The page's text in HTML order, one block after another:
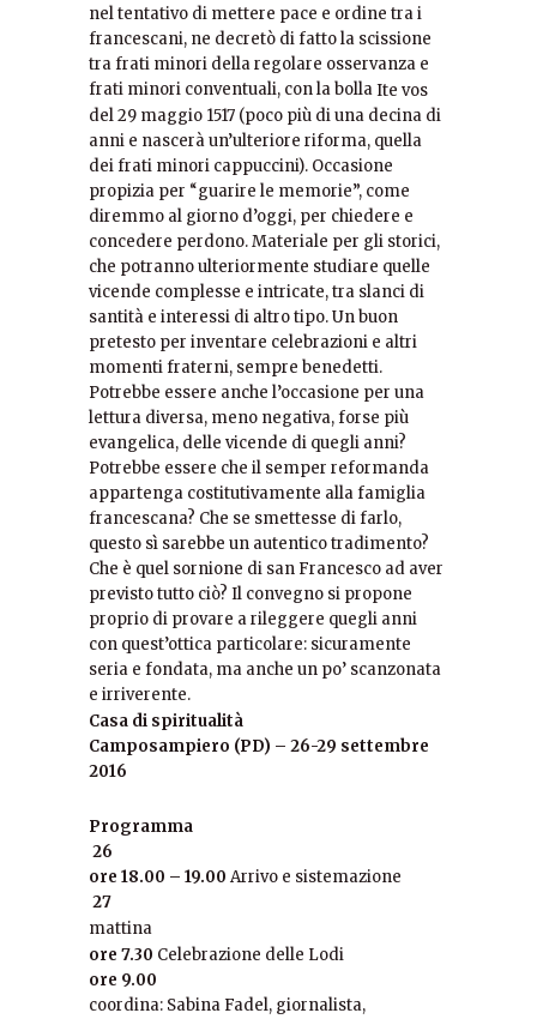
nel tentativo di mettere pace e ordine tra i
francescani, ne decretò di fatto la scissione
tra frati minori della regolare osservanza e
frati minori conventuali, con la bollaIte vos
del 29 maggio 1517 (poco più di una decina di
anni e nascerà un’ulteriore riforma, quella
dei frati minori cappuccini). Occasione
propizia per “guarire le memorie”, come
diremmo al giorno d’oggi, per chiedere e
concedere perdono. Materiale per gli storici,
che potranno ulteriormente studiare quelle
vicende complesse e intricate, tra slanci di
santità e interessi di altro tipo. Un buon
pretesto per inventare celebrazioni e altri
momenti fraterni, sempre benedetti.
Potrebbe essere anche l’occasione per una
lettura diversa, meno negativa, forse più
evangelica, delle vicende di quegli anni?
Potrebbe essere che il semper reformanda
appartenga costitutivamente alla famiglia
francescana? Che se smettesse di farlo,
questo sì sarebbe un autentico tradimento?
Che è quel sornione di san Francesco ad aver
previsto tutto ciò? Il convegno si propone
proprio di provare a rileggere quegli anni
con quest’ottica particolare: sicuramente
seria e fondata, ma anche un po’ scanzonata
e irriverente.
Casa di spiritualità
Camposampiero (PD) – 26-29 settembre
2016
Programma
26
ore 18.00 – 19.00 Arrivo e sistemazione
27
mattina
ore 7.30 Celebrazione delle Lodi
ore 9.00
coordina: Sabina Fadel, giornalista,